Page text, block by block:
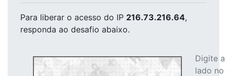
Para liberar o acesso do IP 216.73.216.64,
responda ao desafio abaixo.
Digite
lado no